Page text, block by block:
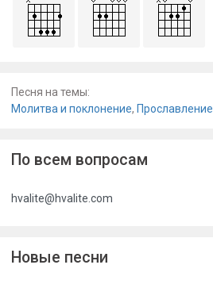
Песня на темы:
Молитва и поклонение, Прославление
По всем вопросам
hvalite@hvalite.com
Новые песни